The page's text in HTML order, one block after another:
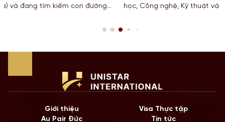
đường
học, Công nghệ, Kỹ thuật và Toán học tại Mỹ, chương
còn là “bước đệm” quan trọng cho lộ trình Định cư.
Giới thiệu
Visa Thực tập
Au Pair Đức
Tin tức